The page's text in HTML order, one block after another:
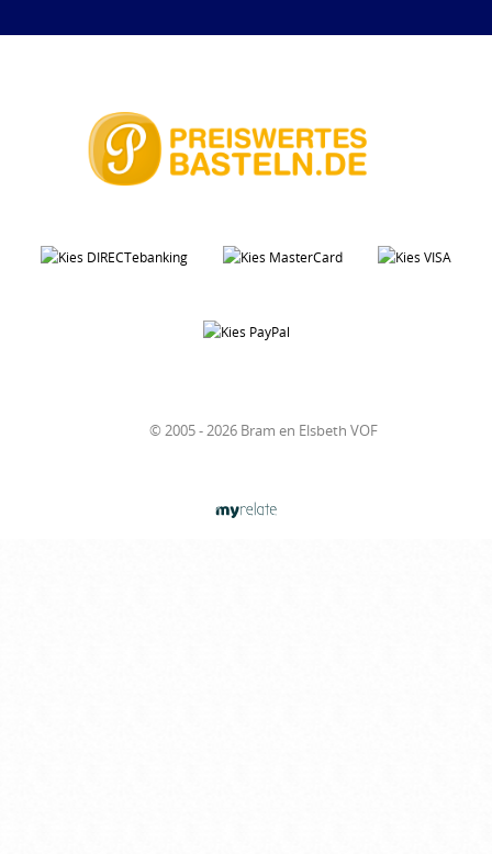
© 2005 - 2026 Bram en Elsbeth VOF